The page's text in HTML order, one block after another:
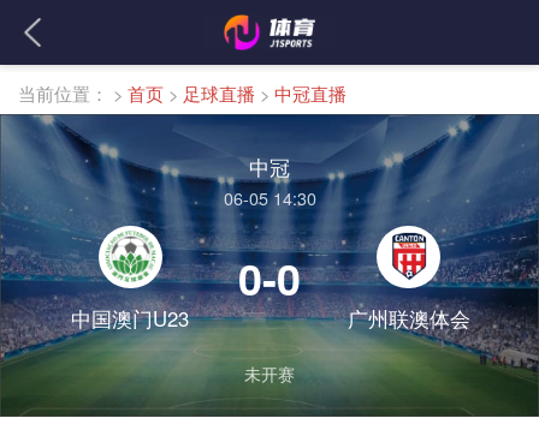
当前位置： > 首页 > 足球直播 > 中冠直播
中冠
06-05 14:30
中国澳门U23
0-0
广州联澳体会
未开赛